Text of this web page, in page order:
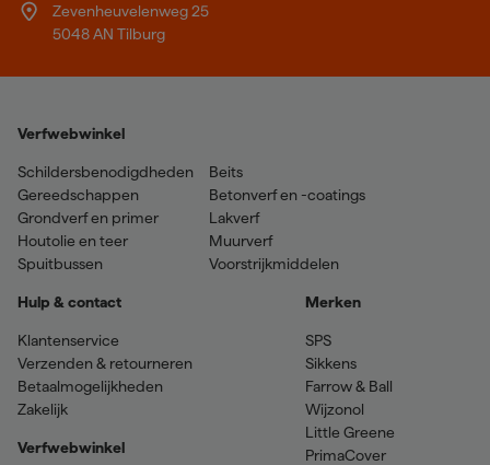
Zevenheuvelenweg 25
5048 AN Tilburg
Verfwebwinkel
Schildersbenodigdheden
Gereedschappen
Grondverf en primer
Houtolie en teer
Spuitbussen
Beits
Betonverf en -coatings
Lakverf
Muurverf
Voorstrijkmiddelen
Hulp & contact
Klantenservice
Verzenden & retourneren
Betaalmogelijkheden
Zakelijk
Verfwebwinkel
Merken
SPS
Sikkens
Farrow & Ball
Wijzonol
Little Greene
PrimaCover